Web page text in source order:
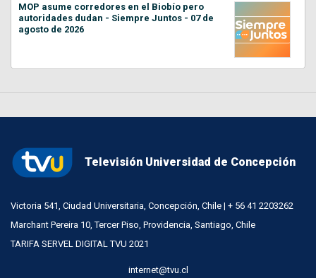
MOP asume corredores en el Biobío pero
autoridades dudan - Siempre Juntos - 07 de
agosto de 2026
Televisión Universidad de Concepción
Victoria 541, Ciudad Universitaria, Concepción, Chile | + 56 41 2203262
Marchant Pereira 10, Tercer Piso, Providencia, Santiago, Chile
TARIFA SERVEL DIGITAL TVU 2021
internet@tvu.cl